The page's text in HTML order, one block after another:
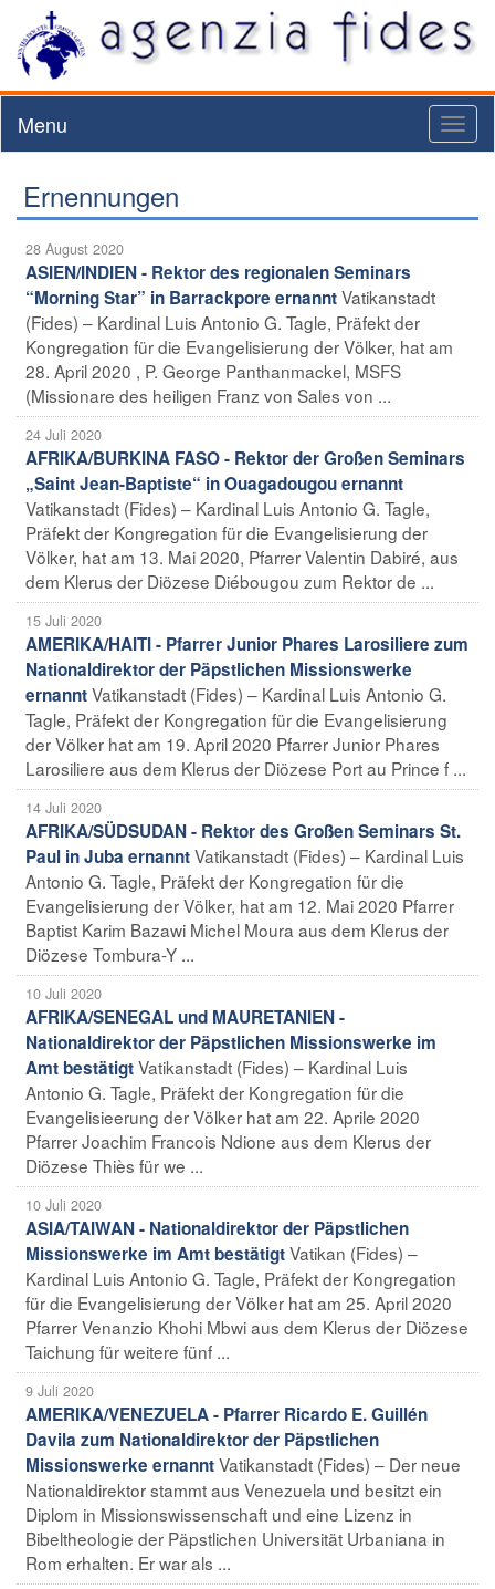
Menu
Ernennungen
28 August 2020
ASIEN/INDIEN - Rektor des regionalen Seminars
“Morning Star” in Barrackpore ernanntVatikanstadt
(Fides) – Kardinal Luis Antonio G. Tagle, Präfekt der
Kongregation für die Evangelisierung der Völker, hat am
28. April 2020 , P. George Panthanmackel, MSFS
(Missionare des heiligen Franz von Sales von ...
24 Juli 2020
AFRIKA/BURKINA FASO - Rektor der Großen Seminars
„Saint Jean-Baptiste“ in Ouagadougou ernannt
Vatikanstadt (Fides) – Kardinal Luis Antonio G. Tagle,
Präfekt der Kongregation für die Evangelisierung der
Völker, hat am 13. Mai 2020, Pfarrer Valentin Dabiré, aus
dem Klerus der Diözese Diébougou zum Rektor de ...
15 Juli 2020
AMERIKA/HAITI - Pfarrer Junior Phares Larosiliere zum
Nationaldirektor der Päpstlichen Missionswerke
ernanntVatikanstadt (Fides) – Kardinal Luis Antonio G.
Tagle, Präfekt der Kongregation für die Evangelisierung
der Völker hat am 19. April 2020 Pfarrer Junior Phares
Larosiliere aus dem Klerus der Diözese Port au Prince f ...
14 Juli 2020
AFRIKA/SÜDSUDAN - Rektor des Großen Seminars St.
Paul in Juba ernanntVatikanstadt (Fides) – Kardinal Luis
Antonio G. Tagle, Präfekt der Kongregation für die
Evangelisierung der Völker, hat am 12. Mai 2020 Pfarrer
Baptist Karim Bazawi Michel Moura aus dem Klerus der
Diözese Tombura-Y ...
10 Juli 2020
AFRIKA/SENEGAL und MAURETANIEN -
Nationaldirektor der Päpstlichen Missionswerke im
Amt bestätigtVatikanstadt (Fides) – Kardinal Luis
Antonio G. Tagle, Präfekt der Kongregation für die
Evangelisieerung der Völker hat am 22. Aprile 2020
Pfarrer Joachim Francois Ndione aus dem Klerus der
Diözese Thiès für we ...
10 Juli 2020
ASIA/TAIWAN - Nationaldirektor der Päpstlichen
Missionswerke im Amt bestätigtVatikan (Fides) –
Kardinal Luis Antonio G. Tagle, Präfekt der Kongregation
für die Evangelisierung der Völker hat am 25. April 2020
Pfarrer Venanzio Khohi Mbwi aus dem Klerus der Diözese
Taichung für weitere fünf ...
9 Juli 2020
AMERIKA/VENEZUELA - Pfarrer Ricardo E. Guillén
Davila zum Nationaldirektor der Päpstlichen
Missionswerke ernanntVatikanstadt (Fides) – Der neue
Nationaldirektor stammt aus Venezuela und besitzt ein
Diplom in Missionswissenschaft und eine Lizenz in
Bibeltheologie der Päpstlichen Universität Urbaniana in
Rom erhalten. Er war als ...